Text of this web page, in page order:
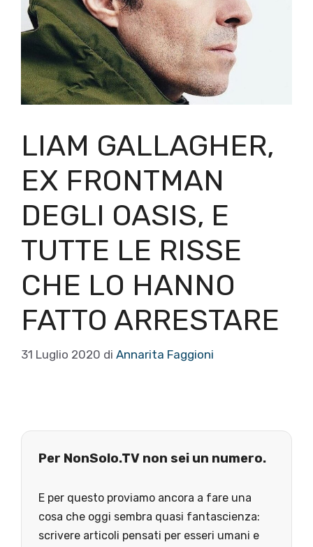
LIAM GALLAGHER,
EX FRONTMAN
DEGLI OASIS, E
TUTTE LE RISSE
CHE LO HANNO
FATTO ARRESTARE
31 Luglio 2020 di Annarita Faggioni
Per NonSolo.TV non sei un numero.
E per questo proviamo ancora a fare una
cosa che oggi sembra quasi fantascienza:
scrivere articoli pensati per esseri umani e